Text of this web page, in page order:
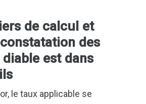
de calcul et
des
est dans
le taux applicable se